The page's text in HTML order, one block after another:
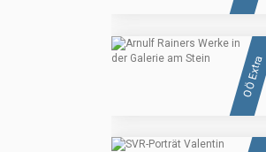
OÖ Extra